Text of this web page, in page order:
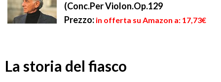
(Conc.Per Violon.Op.129
Prezzo: in offerta su Amazon a: 17,73€
La storia del fiasco